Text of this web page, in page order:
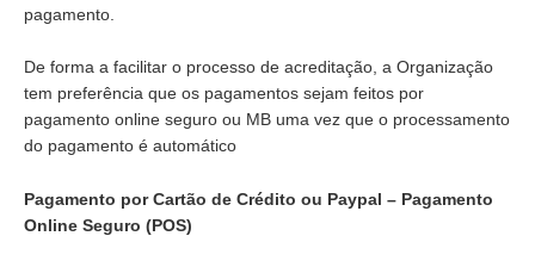
pagamento.
De forma a facilitar o processo de acreditação, a Organização
tem preferência que os pagamentos sejam feitos por
pagamento online seguro ou MB uma vez que o processamento
do pagamento é automático
Pagamento por Cartão de Crédito ou Paypal – Pagamento
Online Seguro (POS)